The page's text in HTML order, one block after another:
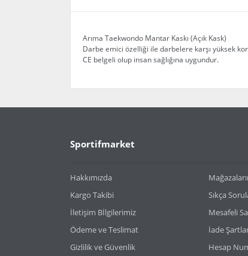
Arıma Taekwondo Mantar Kaskı (Açık Kask)
Darbe emici özelliği ile darbelere karşı yüksek
CE belgeli olup insan sağlığına uygundur.
Bu ürünün fiyat bilgisi, resim, ürün
Ürün açıklamasında eksik bilgiler bulunuyor.
Ürün fiyatı diğer sitelerden daha pahalı.
Bu ürüne benzer farklı alternatifler olmalı.
Sportifmarket
Hakkımızda
Kargo Takibi
Sıkça
İletişim Bİlgilerimiz
Mesafeli
Ödeme ve Teslimat
İade
Gizlilik ve Güvenlik
Hesap